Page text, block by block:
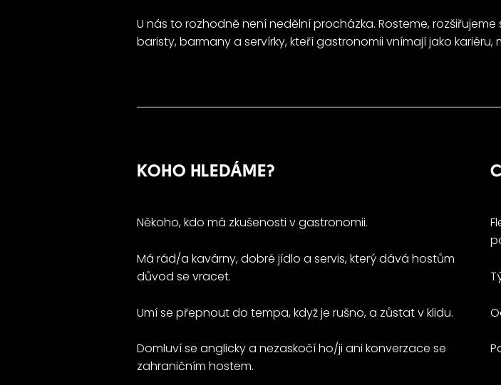
U nás to rozhodně není nedělní procházka. Rosteme,
baristy, barmany a servírky, kteří gastronomii vnímají jako
KOHO HLEDÁME?
Někoho, kdo má zkušenosti v gastronomii.
Má rád/a kavárny, dobré jídlo a servis, který dává hostům
důvod se vracet.
Umí se přepnout do tempa, když je rušno, a zůstat v klidu.
Domluví se anglicky a nezaskočí ho/ji ani konverzace se
zahraničním hostem.